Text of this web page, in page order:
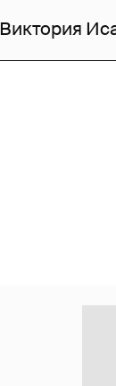
Виктория